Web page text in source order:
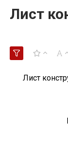
Лист
Лист